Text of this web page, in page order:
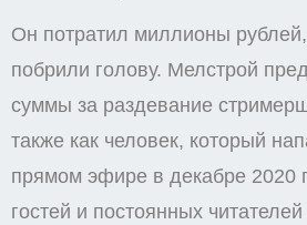
Он потратил миллионы
побрили голову. Мелстрой
суммы за раздевание
также как человек, который
прямом эфире в декабре 2020
гостей и постоянных